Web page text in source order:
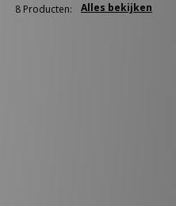
Alles bekijken
8 Producten: